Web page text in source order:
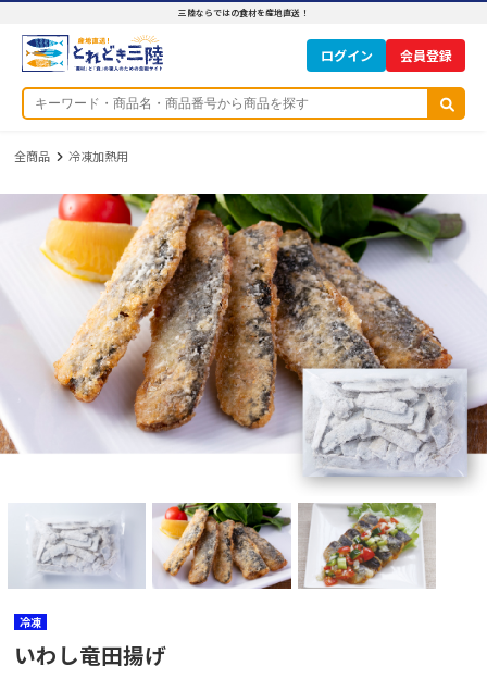
三陸ならではの食材を産地直送！
ログイン
全商品 冷凍加熱用
冷凍
いわし竜田揚げ